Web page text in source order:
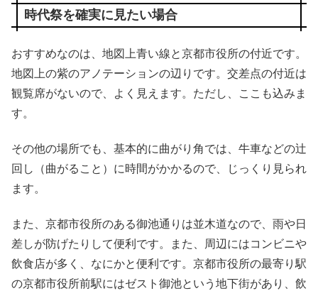
時代祭を確実に見たい場合
おすすめなのは、地図上青い線と京都市役所の付近です。
地図上の紫のアノテーションの辺りです。交差点の付近は
観覧席がないので、よく見えます。ただし、ここも込みま
す。
その他の場所でも、基本的に曲がり角では、牛車などの辻
回し（曲がること）に時間がかかるので、じっくり見られ
ます。
また、京都市役所のある御池通りは並木道なので、雨や日
差しが防げたりして便利です。また、周辺にはコンビニや
飲食店が多く、なにかと便利です。京都市役所の最寄り駅
の京都市役所前駅にはゼスト御池という地下街があり、飲